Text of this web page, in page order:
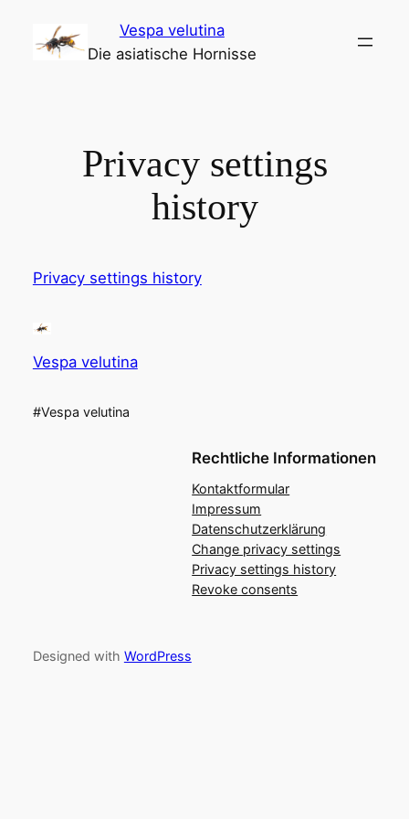
springen
Vespa velutina
Die asiatische Hornisse
Privacy settings
history
Privacy settings history
Vespa velutina
#Vespa velutina
Rechtliche Informationen
Kontaktformular
Impressum
Datenschutzerklärung
Change privacy settings
Privacy settings history
Revoke consents
Designed with WordPress